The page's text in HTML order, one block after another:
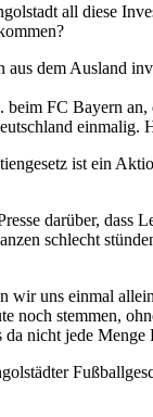
all diese
dem Ausland
FC Bayern
einmalig.
ist ein
darüber,
schlecht
uns einmal
noch stemmen,
nicht jede